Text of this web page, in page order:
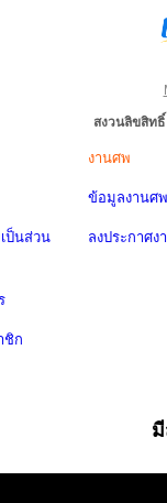
สงวนลิขสิท
ป็นส่วน
ชิก
งานศพ
ข้อมูลงานศพ
ลงประกาศง